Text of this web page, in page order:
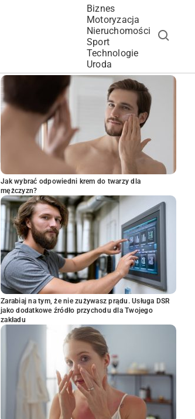
Biznes
Motoryzacja
Nieruchomości
Sport
Technologie
Uroda
POPULARNE ARTYKUŁY
Jak wybrać odpowiedni krem do twarzy dla
mężczyzn?
Zarabiaj na tym, że nie zużywasz prądu. Usługa DSR
jako dodatkowe źródło przychodu dla Twojego
zakładu